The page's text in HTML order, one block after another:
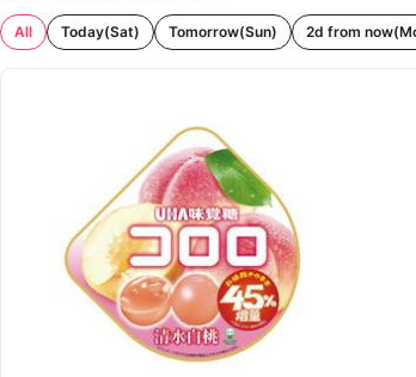
All Today(Sat) Tomorrow(Sun) 2d from